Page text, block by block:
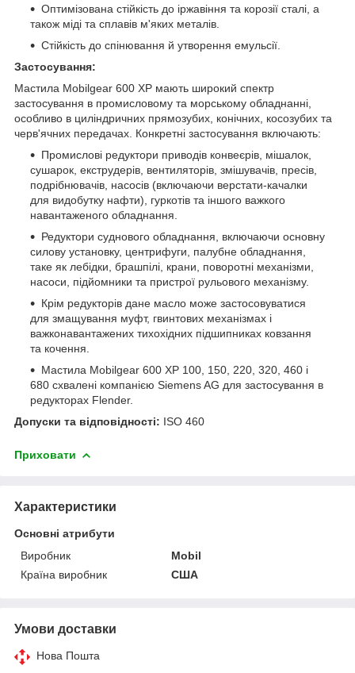
Оптимізована стійкість до іржавіння та корозії сталі, а
також міді та сплавів м'яких металів.
Стійкість до спінювання й утворення емульсії.
Застосування:
Мастила Mobilgear 600 XP мають широкий спектр
застосування в промисловому та морському обладнанні,
особливо в циліндричних прямозубих, конічних, косозубих та
черв'ячних передачах. Конкретні застосування включають:
Промислові редуктори приводів конвеєрів, мішалок,
сушарок, екструдерів, вентиляторів, змішувачів, пресів,
подрібнювачів, насосів (включаючи верстати-качалки
для видобутку нафти), гуркотів та іншого важкого
навантаженого обладнання.
Редуктори суднового обладнання, включаючи основну
силову установку, центрифуги, палубне обладнання,
таке як лебідки, брашпілі, крани, поворотні механізми,
насоси, підйомники та пристрої рульового механізму.
Крім редукторів дане масло може застосовуватися
для змащування муфт, гвинтових механізмах і
важконавантажених тихохідних підшипниках ковзання
та кочення.
Мастила Mobilgear 600 XP 100, 150, 220, 320, 460 і
680 схвалені компанією Siemens AG для застосування в
редукторах Flender.
Допуски та відповідності: ISO 460
Приховати
Характеристики
Основні атрибути
Виробник
Mobil
Країна виробник
США
Умови доставки
Нова Пошта